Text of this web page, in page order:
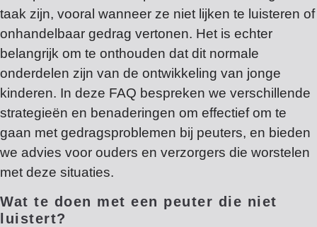
taak zijn, vooral wanneer ze niet lijken te luisteren of
onhandelbaar gedrag vertonen. Het is echter
belangrijk om te onthouden dat dit normale
onderdelen zijn van de ontwikkeling van jonge
kinderen. In deze FAQ bespreken we verschillende
strategieën en benaderingen om effectief om te
gaan met gedragsproblemen bij peuters, en bieden
we advies voor ouders en verzorgers die worstelen
met deze situaties.
Wat te doen met een peuter die niet
luistert?